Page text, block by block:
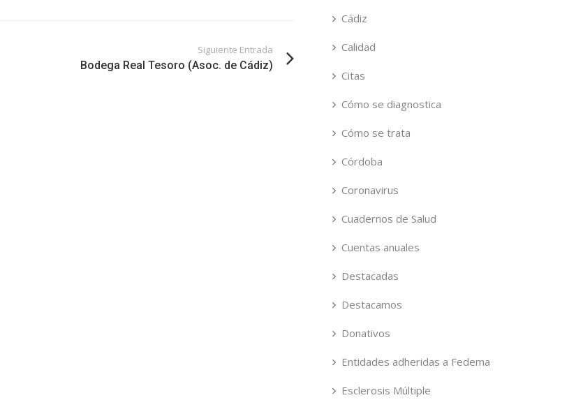
Siguiente Entrada
Bodega Real Tesoro (Asoc. de Cádiz)
Cádiz
Calidad
Citas
Cómo se diagnostica
Cómo se trata
Córdoba
Coronavirus
Cuadernos de Salud
Cuentas anuales
Destacadas
Destacamos
Donativos
Entidades adheridas a Fedema
Esclerosis Múltiple